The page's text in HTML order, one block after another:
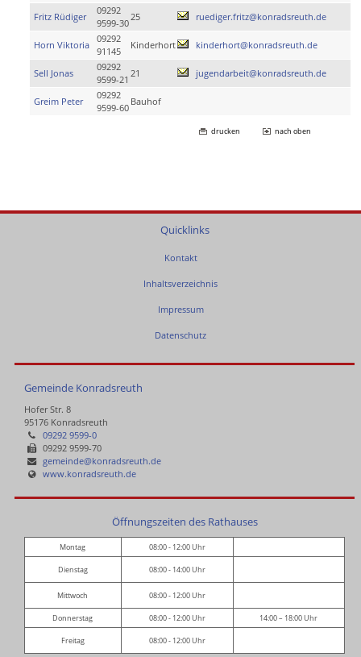
Fritz Rüdiger
09292
9599-30
25 ruediger.fritz@konradsreuth.de
Horn Viktoria
09292
91145
Kinderhort kinderhort@konradsreuth.de
Sell Jonas
09292
9599-21
21 jugendarbeit@konradsreuth.de
Greim Peter
09292
9599-60
Bauhof
drucken nach oben
Quicklinks
Kontakt
Inhaltsverzeichnis
Impressum
Datenschutz
Gemeinde Konradsreuth
Hofer Str. 8
95176 Konradsreuth
09292 9599-0
09292 9599-70
gemeinde@konradsreuth.de
www.konradsreuth.de
Öffnungszeiten des Rathauses
Montag 08:00 - 12:00 Uhr
Dienstag 08:00 - 14:00 Uhr
Mittwoch 08:00 - 12:00 Uhr
Donnerstag 08:00 - 12:00 Uhr 14:00 – 18:00 Uhr
Freitag 08:00 - 12:00 Uhr